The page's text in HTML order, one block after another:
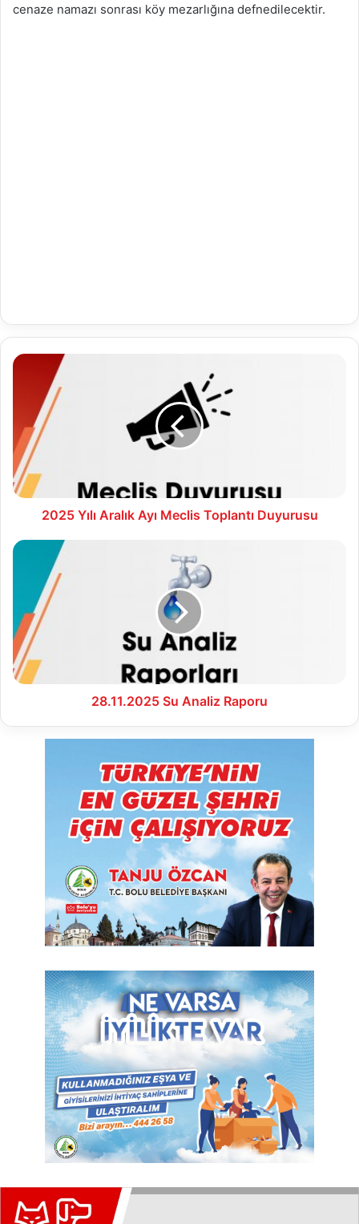
cenaze namazı sonrası köy mezarlığına defnedilecektir.
2025
Meclis
Toplantı
Duyurusu
2025 Yılı Aralık Ayı Meclis Toplantı Duyurusu
28.11.2025
Raporu
28.11.2025 Su Analiz Raporu